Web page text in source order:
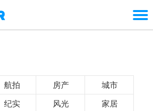
航拍 房产 城市
纪实 风光 家居